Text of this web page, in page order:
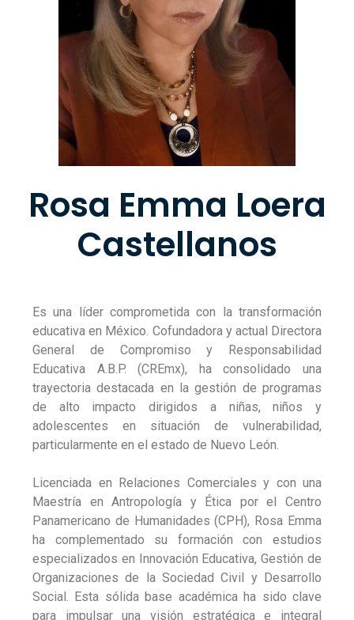
Rosa Emma Loera
Castellanos
Es una líder comprometida con la transformación
educativa en México. Cofundadora y actual Directora
General de Compromiso y Responsabilidad
Educativa A.B.P. (CREmx), ha consolidado una
trayectoria destacada en la gestión de programas
de alto impacto dirigidos a niñas, niños y
adolescentes en situación de vulnerabilidad,
particularmente en el estado de Nuevo León.
Licenciada en Relaciones Comerciales y con una
Maestría en Antropología y Ética por el Centro
Panamericano de Humanidades (CPH), Rosa Emma
ha complementado su formación con estudios
especializados en Innovación Educativa, Gestión de
Organizaciones de la Sociedad Civil y Desarrollo
Social. Esta sólida base académica ha sido clave
para impulsar una visión estratégica e integral